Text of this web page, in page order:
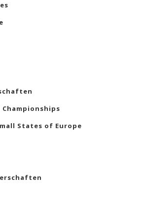
Championships
States of Europe